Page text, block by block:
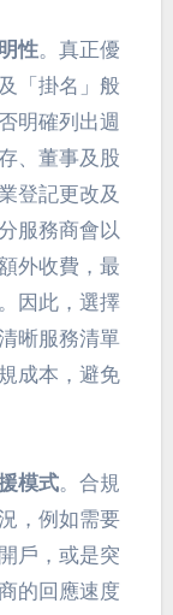
性。真正優
「掛名」般
明確列出週
、董事及股
登記更改及
服務商會以
外收費，最
因此，選擇
晰服務清單
成本，避免
模式。合規
，例如需要
戶，或是突
的回應速度